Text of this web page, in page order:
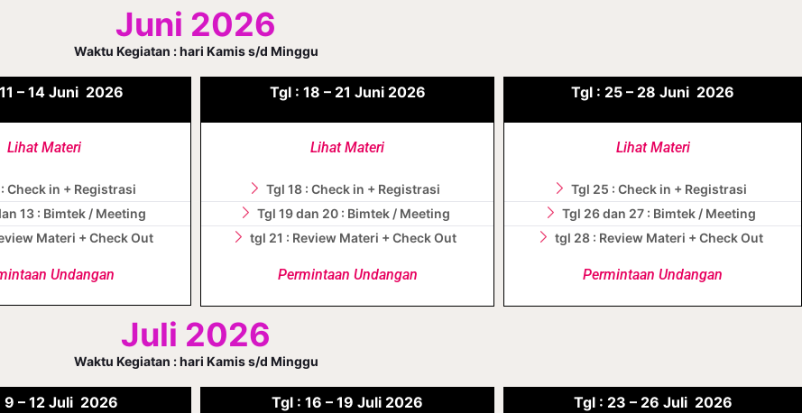
Juni 2026
Waktu Kegiatan : hari Kamis s/d Minggu
11 – 14 Juni 2026
Lihat Materi
: Check in + Registrasi
13 : Bimtek / Meeting
Materi + Check Out
Undangan
Tgl : 18 – 21 Juni 2026
Lihat Materi
Tgl 18 : Check in + Registrasi
Tgl 19 dan 20 : Bimtek / Meeting
tgl 21 : Review Materi + Check Out
Permintaan Undangan
Tgl : 25 – 28 Juni 2026
Lihat Materi
Tgl 25 : Check in + Registrasi
Tgl 26 dan 27 : Bimtek / Meeting
tgl 28 : Review Materi + Check Out
Permintaan Undangan
Juli 2026
Waktu Kegiatan : hari Kamis s/d Minggu
9 – 12 Juli 2026 Tgl : 16 – 19 Juli 2026 Tgl : 23 – 26 Juli 2026